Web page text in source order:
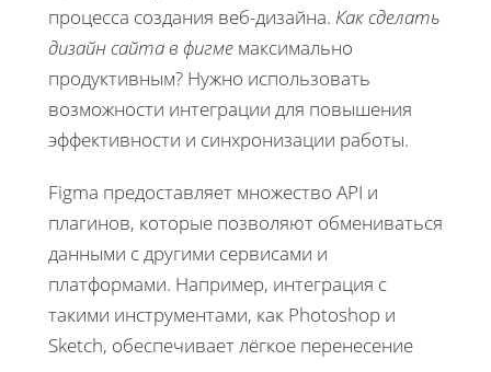
процесса создания веб-дизайна. Как сделать
дизайн сайта в фигме максимально
продуктивным? Нужно использовать
возможности интеграции для повышения
эффективности и синхронизации работы.
Figma предоставляет множество API и
плагинов, которые позволяют обмениваться
данными с другими сервисами и
платформами. Например, интеграция с
такими инструментами, как Photoshop и
Sketch, обеспечивает лёгкое перенесение